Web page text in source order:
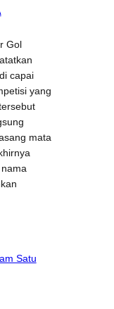
Gol
capai
yang
mata